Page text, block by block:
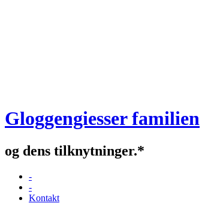
Gloggengiesser familien
og dens tilknytninger.*
-
-
Kontakt